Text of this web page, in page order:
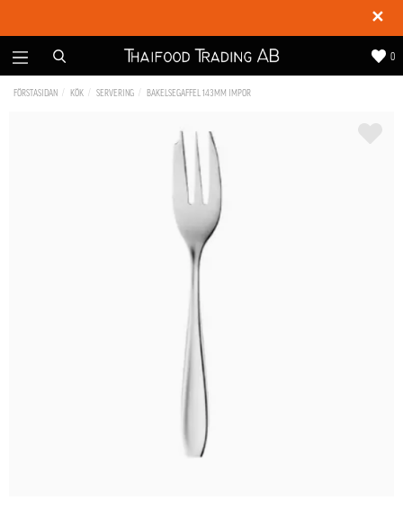
✕
0
FÖRSTASIDAN KÖK SERVERING BAKELSEGAFFEL 143MM IMPOR